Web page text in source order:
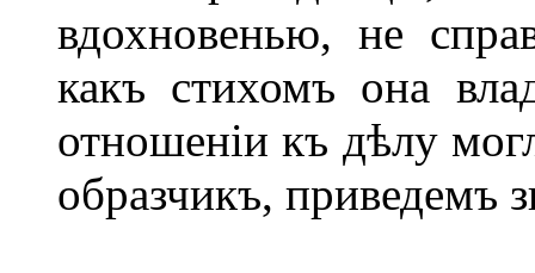
вдохновенью, не
какъ стихомъ она
отношеніи къ дѣлу
образчикъ, приведемъ